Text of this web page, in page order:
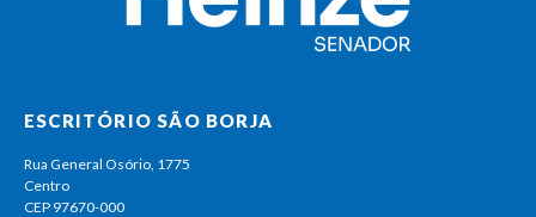
ESCRITÓRIO SÃO BORJA
Rua General Osório, 1775
Centro
CEP 97670-000